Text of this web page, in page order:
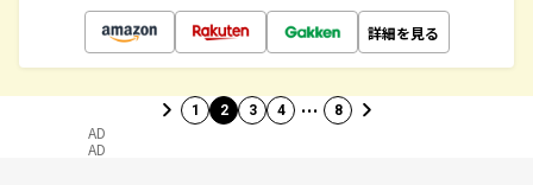
詳細を見る
1 2 3 4 … 8
AD
AD